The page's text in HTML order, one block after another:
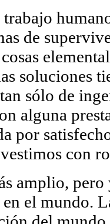
de
soluciones
sólo de
alguna
por
con
amplio,
el mundo.